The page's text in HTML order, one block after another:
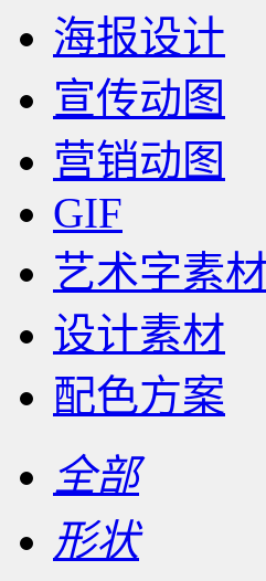
海报设计
宣传动图
营销动图
GIF
艺术字素材
设计素材
配色方案
全部
形状